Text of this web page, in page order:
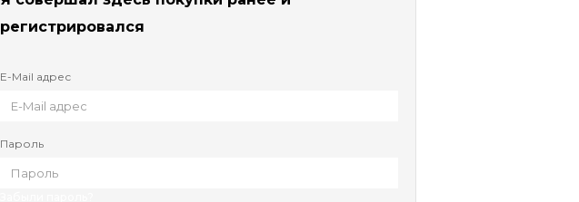
регистрировался
E-Mail адрес
Пароль